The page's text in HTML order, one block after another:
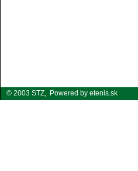
© 2003 STZ, Powered by etenis.sk